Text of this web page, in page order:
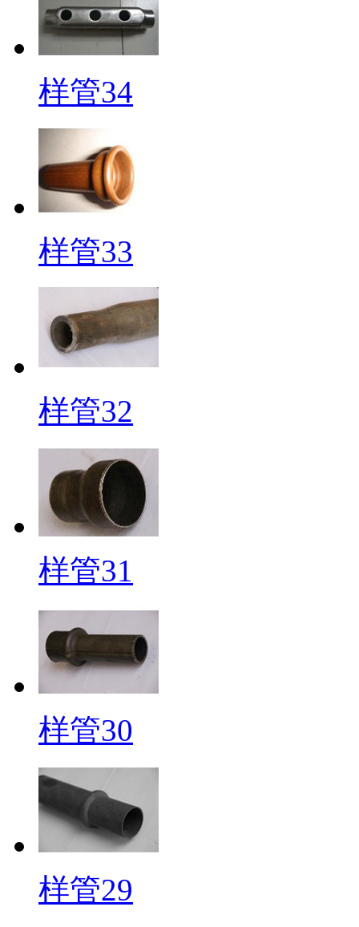
样管34
样管33
样管32
样管31
样管30
样管29